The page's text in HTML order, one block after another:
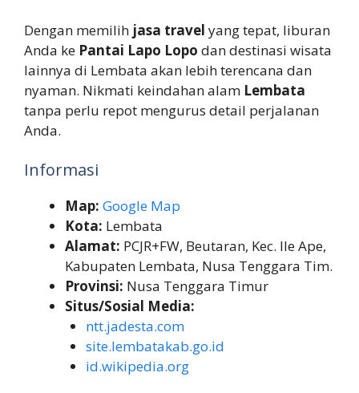
Dengan memilih jasa travel yang tepat, liburan
Anda ke Pantai Lapo Lopo dan destinasi wisata
lainnya di Lembata akan lebih terencana dan
nyaman. Nikmati keindahan alam Lembata
tanpa perlu repot mengurus detail perjalanan
Anda.
Informasi
Map: Google Map
Kota: Lembata
Alamat: PCJR+FW, Beutaran, Kec. Ile Ape,
Kabupaten Lembata, Nusa Tenggara Tim.
Provinsi: Nusa Tenggara Timur
Situs/Sosial Media:
ntt.jadesta.com
site.lembatakab.go.id
id.wikipedia.org